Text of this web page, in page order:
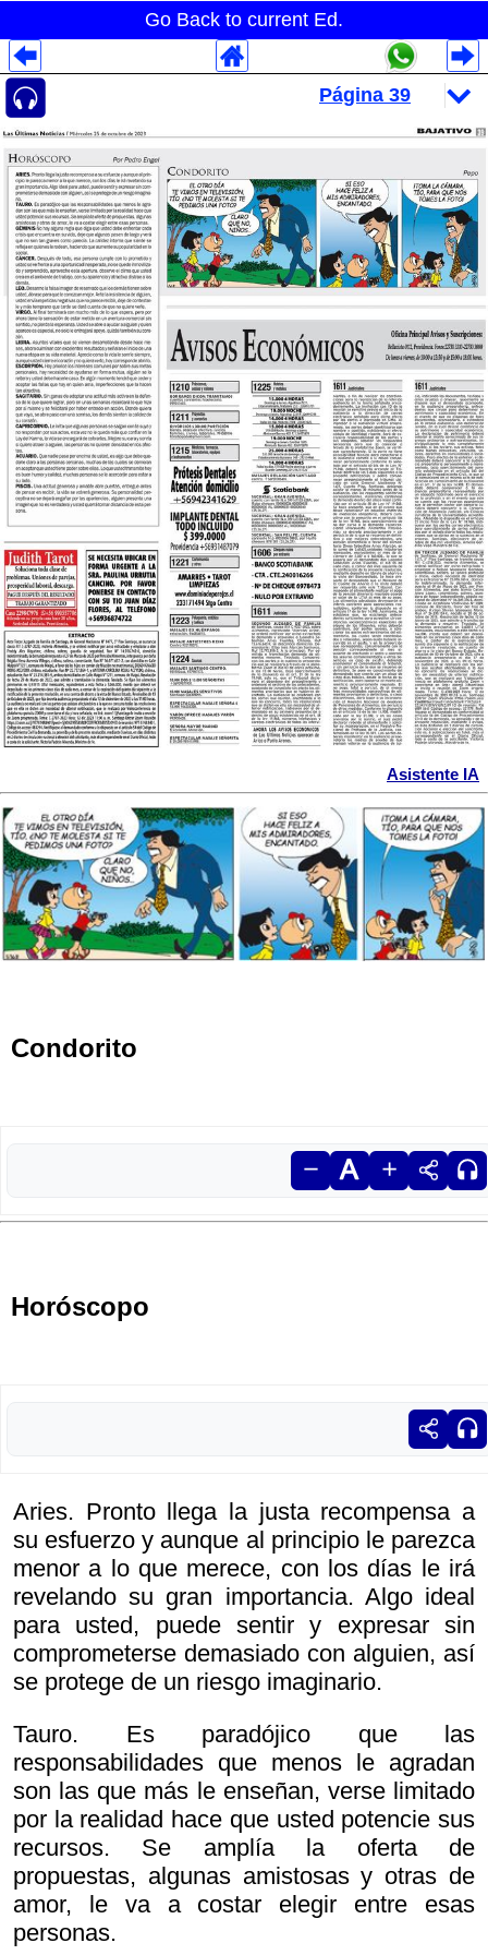
Go Back to current Ed.
Asistente IA
Condorito
Horóscopo
Aries. Pronto llega la justa recompensa a
su esfuerzo y aunque al principio le parezca
menor a lo que merece, con los días le irá
revelando su gran importancia. Algo ideal
para usted, puede sentir y expresar sin
comprometerse demasiado con alguien, así
se protege de un riesgo imaginario.
Tauro. Es paradójico que las
responsabilidades que menos le agradan
son las que más le enseñan, verse limitado
por la realidad hace que usted potencie sus
recursos. Se amplía la oferta de
propuestas, algunas amistosas y otras de
amor, le va a costar elegir entre esas
personas.
Despliegues Analytics
Despliegues Totales
Despliegues por Rubros